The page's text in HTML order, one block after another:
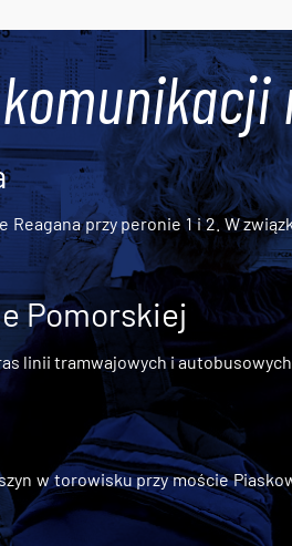
przy peronie 1 i 2. W
Pomorskiej
linii tramwajowych i
w torowisku przy moście